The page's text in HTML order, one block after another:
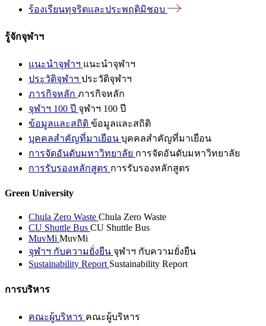
ร้องเรียนทุจริตและประพฤติมิชอบ
รู้จักจุฬาฯ
แนะนำจุฬาฯ แนะนำจุฬาฯ
ประวัติจุฬาฯ ประวัติจุฬาฯ
ภารกิจหลัก ภารกิจหลัก
จุฬาฯ 100 ปี จุฬาฯ 100 ปี
ข้อมูลและสถิติ ข้อมูลและสถิติ
บุคคลสำคัญที่มาเยือน บุคคลสำคัญที่มาเยือน
การจัดอันดับมหาวิทยาลัย การจัดอันดับมหาวิทยาลัย
การรับรองหลักสูตร การรับรองหลักสูตร
Green University
Chula Zero Waste Chula Zero Waste
CU Shuttle Bus CU Shuttle Bus
MuvMi MuvMi
จุฬาฯ กับความยั่งยืน จุฬาฯ กับความยั่งยืน
Sustainability Report Sustainability Report
การบริหาร
คณะผู้บริหาร คณะผู้บริหาร